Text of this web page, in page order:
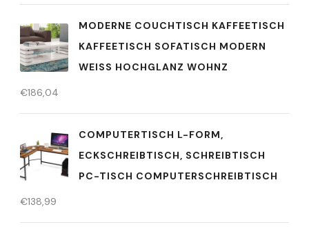
MODERNE COUCHTISCH KAFFEETISCH
KAFFEETISCH SOFATISCH MODERN
WEISS HOCHGLANZ WOHNZ
€186,04
COMPUTERTISCH L-FORM,
ECKSCHREIBTISCH, SCHREIBTISCH
PC-TISCH COMPUTERSCHREIBTISCH
€138,99